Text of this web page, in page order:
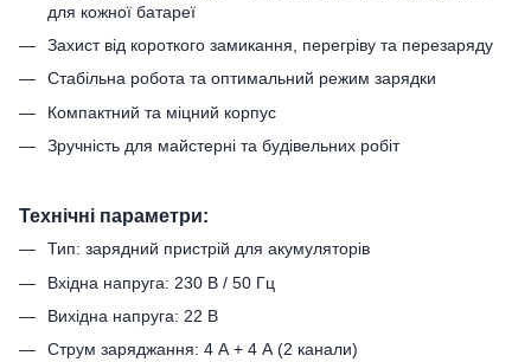
для кожної батареї
Захист від короткого замикання, перегріву та перезаряду
Стабільна робота та оптимальний режим зарядки
Компактний та міцний корпус
Зручність для майстерні та будівельних робіт
Технічні параметри:
Тип: зарядний пристрій для акумуляторів
Вхідна напруга: 230 В / 50 Гц
Вихідна напруга: 22 В
Струм заряджання: 4 А + 4 А (2 канали)